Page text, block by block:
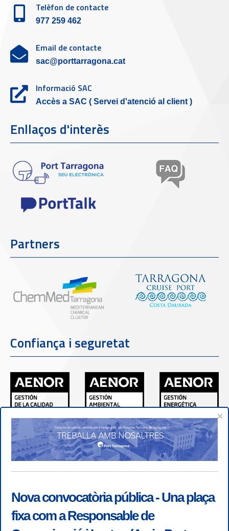
Telèfon de contacte
977 259 462
Email de contacte
sac@porttarragona.cat
Informació SAC
Accès a SAC ( Servei d'atenció al client )
Enllaços d'interès
Partners
Confiança i seguretat
×
Nova convocatòria pública - Una plaça
fixa com a Responsable de